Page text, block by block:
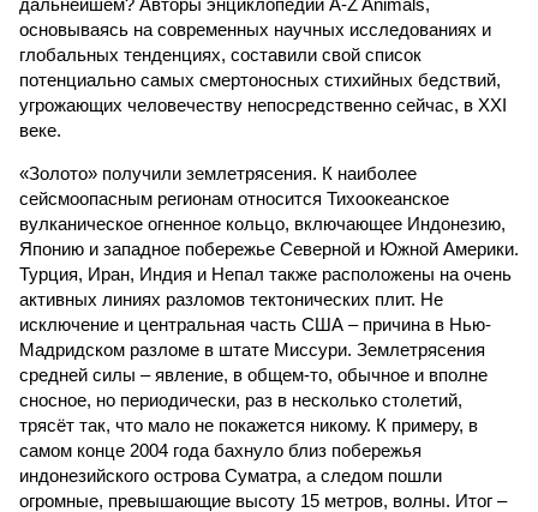
дальнейшем? Авторы энциклопедии A-Z Animals,
основываясь на современных научных исследованиях и
глобальных тенденциях, составили свой список
потенциально самых смертоносных стихийных бедствий,
угрожающих человечеству непосредственно сейчас, в XXI
веке.
«Золото» получили землетрясения. К наиболее
сейсмоопасным регионам относится Тихоокеанское
вулканическое огненное кольцо, включающее Индонезию,
Японию и западное побережье Северной и Южной Америки.
Турция, Иран, Индия и Непал также расположены на очень
активных линиях разломов тектонических плит. Не
исключение и центральная часть США – причина в Нью-
Мадридском разломе в штате Миссури. Землетрясения
средней силы – явление, в общем-то, обычное и вполне
сносное, но периодически, раз в несколько столетий,
трясёт так, что мало не покажется никому. К примеру, в
самом конце 2004 года бахнуло близ побережья
индонезийского острова Суматра, а следом пошли
огромные, превышающие высоту 15 метров, волны. Итог –